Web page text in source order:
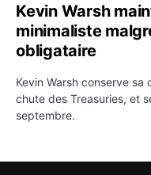
Kevin Warsh
minimaliste
obligataire
Kevin Warsh conserve
chute des Treasuries, et
septembre.